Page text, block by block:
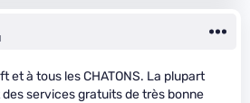
et à tous les CHATONS. La plupart
services gratuits de très bonne